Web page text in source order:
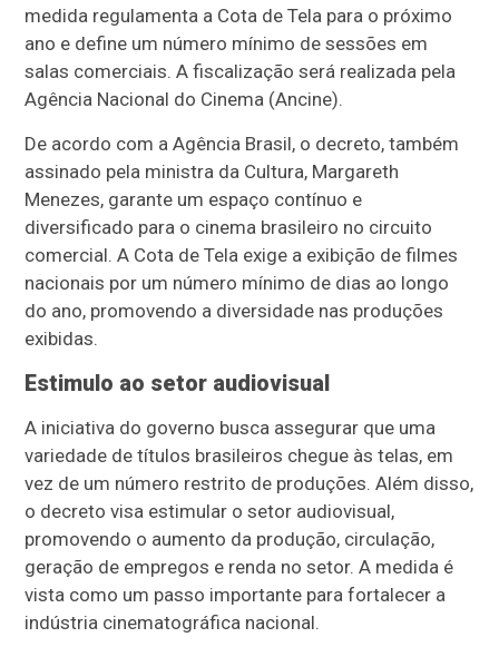
medida regulamenta a Cota de Tela para o próximo
ano e define um número mínimo de sessões em
salas comerciais. A fiscalização será realizada pela
Agência Nacional do Cinema (Ancine).
De acordo com a Agência Brasil, o decreto, também
assinado pela ministra da Cultura, Margareth
Menezes, garante um espaço contínuo e
diversificado para o cinema brasileiro no circuito
comercial. A Cota de Tela exige a exibição de filmes
nacionais por um número mínimo de dias ao longo
do ano, promovendo a diversidade nas produções
exibidas.
Estimulo ao setor audiovisual
A iniciativa do governo busca assegurar que uma
variedade de títulos brasileiros chegue às telas, em
vez de um número restrito de produções. Além disso,
o decreto visa estimular o setor audiovisual,
promovendo o aumento da produção, circulação,
geração de empregos e renda no setor. A medida é
vista como um passo importante para fortalecer a
indústria cinematográfica nacional.